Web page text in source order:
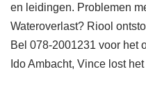
en leidingen. Problemen
Wateroverlast? Riool
Bel 078-2001231 voor het
Ido Ambacht, Vince lost het